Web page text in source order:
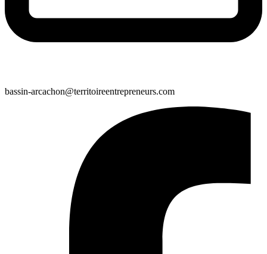
bassin-arcachon@territoireentrepreneurs.com